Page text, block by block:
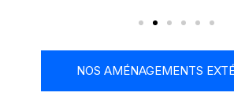
NOS AMÉNAGEMENTS